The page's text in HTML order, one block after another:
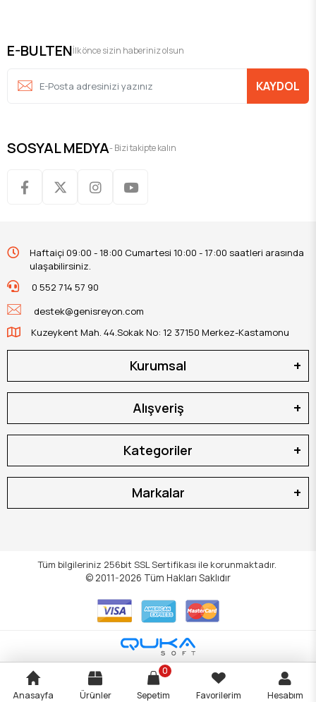
E-BULTENİlk önce sizin haberiniz olsun
KAYDOL
SOSYAL MEDYA- Bizi takipte kalın
Haftaiçi 09:00 - 18:00 Cumartesi 10:00 - 17:00 saatleri arasında
ulaşabilirsiniz.
0 552 714 57 90
destek@genisreyon.com
Kuzeykent Mah. 44.Sokak No: 12 37150 Merkez-Kastamonu
Kurumsal
Alışveriş
Kategoriler
Markalar
Tüm bilgileriniz 256bit SSL Sertifikası ile korunmaktadır.
© 2011-2026 Tüm Hakları Saklıdır
Anasayfa Ürünler Sepetim
0
Favorilerim Hesabım